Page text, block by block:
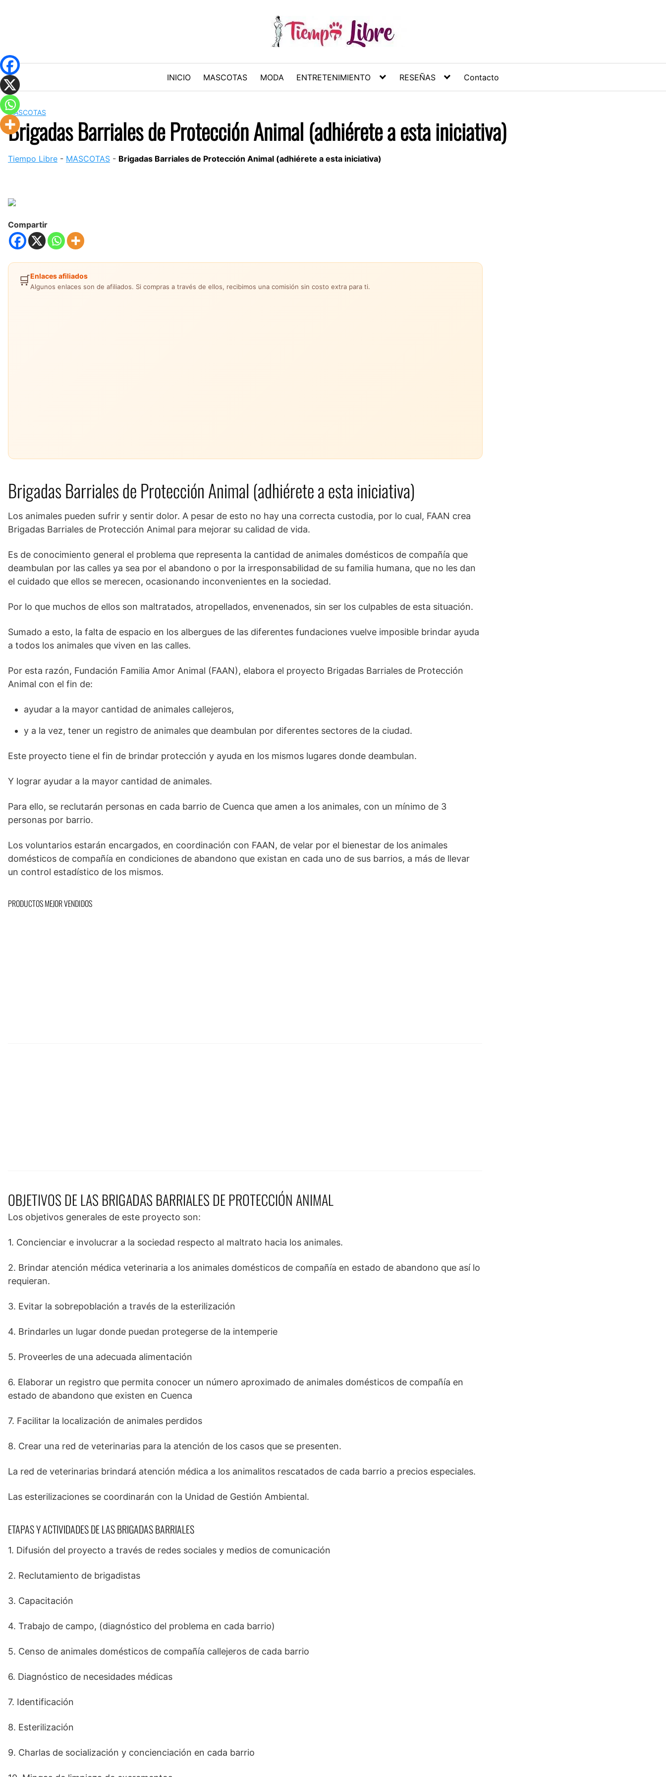
INICIO MASCOTAS MODA ENTRETENIMIENTO RESEÑAS Contacto
MASCOTAS
Brigadas Barriales de Protección Animal (adhiérete a esta iniciativa)
Tiempo Libre - MASCOTAS - Brigadas Barriales de Protección Animal (adhiérete a esta iniciativa)
Compartir
🛒Enlaces afiliados
Algunos enlaces son de afiliados. Si compras a través de ellos, recibimos una comisión sin costo extra para ti.
Brigadas Barriales de Protección Animal (adhiérete a esta iniciativa)
Los animales pueden sufrir y sentir dolor. A pesar de esto no hay una correcta custodia, por lo cual, FAAN crea
Brigadas Barriales de Protección Animal para mejorar su calidad de vida.
Es de conocimiento general el problema que representa la cantidad de animales domésticos de compañía que
deambulan por las calles ya sea por el abandono o por la irresponsabilidad de su familia humana, que no les dan
el cuidado que ellos se merecen, ocasionando inconvenientes en la sociedad.
Por lo que muchos de ellos son maltratados, atropellados, envenenados, sin ser los culpables de esta situación.
Sumado a esto, la falta de espacio en los albergues de las diferentes fundaciones vuelve imposible brindar ayuda
a todos los animales que viven en las calles.
Por esta razón, Fundación Familia Amor Animal (FAAN), elabora el proyecto Brigadas Barriales de Protección
Animal con el fin de:
ayudar a la mayor cantidad de animales callejeros,
y a la vez, tener un registro de animales que deambulan por diferentes sectores de la ciudad.
Este proyecto tiene el fin de brindar protección y ayuda en los mismos lugares donde deambulan.
Y lograr ayudar a la mayor cantidad de animales.
Para ello, se reclutarán personas en cada barrio de Cuenca que amen a los animales, con un mínimo de 3
personas por barrio.
Los voluntarios estarán encargados, en coordinación con FAAN, de velar por el bienestar de los animales
domésticos de compañía en condiciones de abandono que existan en cada uno de sus barrios, a más de llevar
un control estadístico de los mismos.
PRODUCTOS MEJOR VENDIDOS
OBJETIVOS DE LAS BRIGADAS BARRIALES DE PROTECCIÓN ANIMAL
Los objetivos generales de este proyecto son:
1. Concienciar e involucrar a la sociedad respecto al maltrato hacia los animales.
2. Brindar atención médica veterinaria a los animales domésticos de compañía en estado de abandono que así lo
requieran.
3. Evitar la sobrepoblación a través de la esterilización
4. Brindarles un lugar donde puedan protegerse de la intemperie
5. Proveerles de una adecuada alimentación
6. Elaborar un registro que permita conocer un número aproximado de animales domésticos de compañía en
estado de abandono que existen en Cuenca
7. Facilitar la localización de animales perdidos
8. Crear una red de veterinarias para la atención de los casos que se presenten.
La red de veterinarias brindará atención médica a los animalitos rescatados de cada barrio a precios especiales.
Las esterilizaciones se coordinarán con la Unidad de Gestión Ambiental.
ETAPAS Y ACTIVIDADES DE LAS BRIGADAS BARRIALES
1. Difusión del proyecto a través de redes sociales y medios de comunicación
2. Reclutamiento de brigadistas
3. Capacitación
4. Trabajo de campo, (diagnóstico del problema en cada barrio)
5. Censo de animales domésticos de compañía callejeros de cada barrio
6. Diagnóstico de necesidades médicas
7. Identificación
8. Esterilización
9. Charlas de socialización y concienciación en cada barrio